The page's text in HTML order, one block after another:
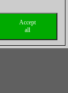
Accept
all